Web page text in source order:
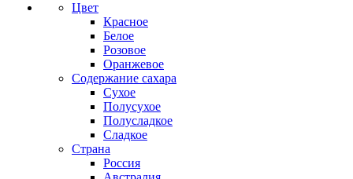
Цвет
Красное
Белое
Розовое
Оранжевое
Содержание сахара
Сухое
Полусухое
Полусладкое
Сладкое
Страна
Россия